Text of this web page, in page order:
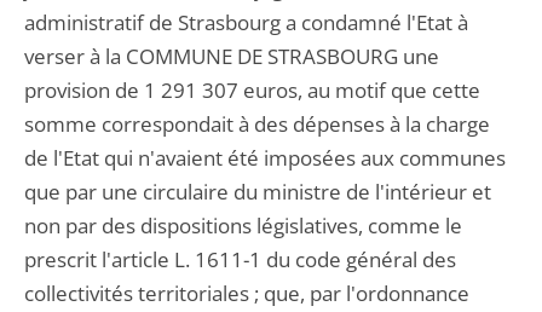
administratif de Strasbourg a condamné l'Etat à
verser à la COMMUNE DE STRASBOURG une
provision de 1 291 307 euros, au motif que cette
somme correspondait à des dépenses à la charge
de l'Etat qui n'avaient été imposées aux communes
que par une circulaire du ministre de l'intérieur et
non par des dispositions législatives, comme le
prescrit l'article L. 1611-1 du code général des
collectivités territoriales ; que, par l'ordonnance